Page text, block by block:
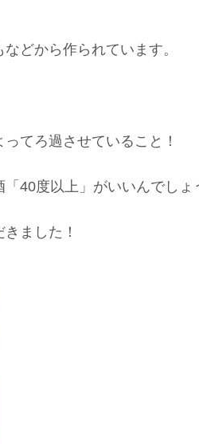
どから作られています。
てろ過させていること！
40度以上」がいいんでしょ
ました！